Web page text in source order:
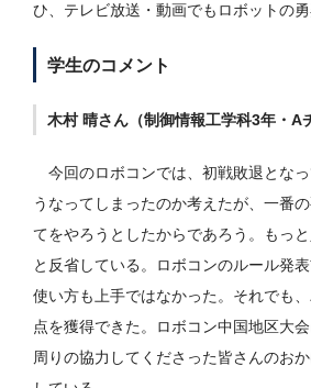
ひ、テレビ放送・動画でもロボットの勇
学生のコメント
木村 晴さん（制御情報工学科3年・A
今回のロボコンでは、初戦敗退とな
うなってしまったのか考えたが、一番
てをやろうとしたからであろう。もっ
と反省している。ロボコンのルール発
使い方も上手ではなかった。それでも
点を獲得できた。ロボコン中国地区大会
周りの協力してくださった皆さんのお